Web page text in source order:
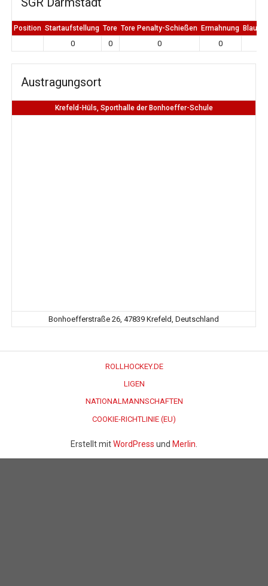
Position Startaufstellung Tore Tore Penalty-Schießen Ermahnung Blaue
0 0 0 0
Austragungsort
Krefeld-Hüls, Sporthalle der Bonhoeffer-Schule
Bonhoefferstraße 26, 47839 Krefeld, Deutschland
ROLLHOCKEY.DE
LIGEN
NATIONALMANNSCHAFTEN
COOKIE-RICHTLINIE (EU)
Erstellt mitWordPress und Merlin